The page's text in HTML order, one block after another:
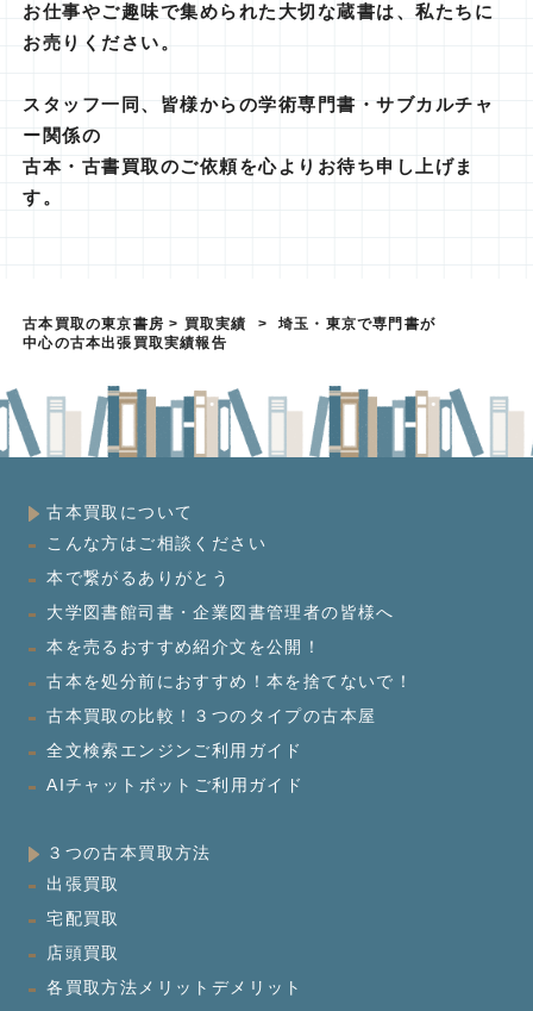
お仕事やご趣味で集められた大切な蔵書は、私たちに
お売りください。
スタッフ一同、皆様からの学術専門書・サブカルチャ
ー関係の
古本・古書買取のご依頼を心よりお待ち申し上げま
す。
古本買取の東京書房 > 買取実績 >
埼玉・東京で専門書が
中心の古本出張買取実績報告
古本買取について
こんな方はご相談ください
本で繋がるありがとう
大学図書館司書・企業図書管理者の皆様へ
本を売るおすすめ紹介文を公開！
古本を処分前におすすめ！本を捨てないで！
古本買取の比較！３つのタイプの古本屋
全文検索エンジンご利用ガイド
AIチャットボットご利用ガイド
３つの古本買取方法
出張買取
宅配買取
店頭買取
各買取方法メリットデメリット